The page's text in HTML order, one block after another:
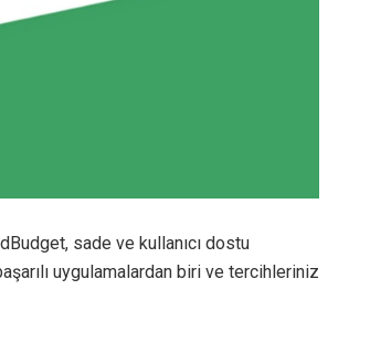
sade ve kullanıcı dostu
uygulamalardan biri ve tercihleriniz